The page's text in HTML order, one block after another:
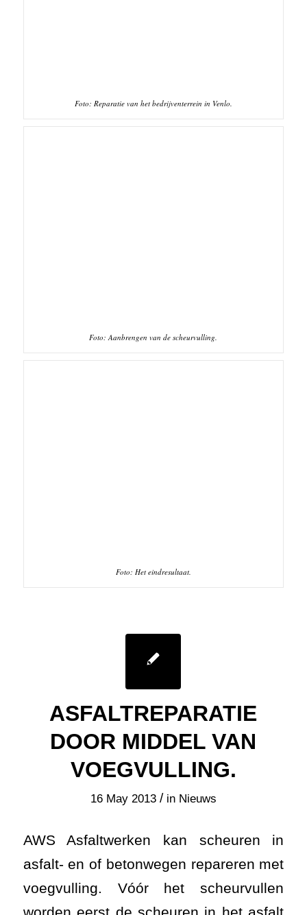
Foto: Reparatie van het bedrijventerrein in Venlo.
Foto: Aanbrengen van de scheurvulling.
VOEGVULLING.
AWS Asfaltwerken kan scheuren in
worden eerst de scheuren in het asfalt
grondig schoongemaakt met
(verwarmde)perslucht. Dit zorgt voor
een optimale hechting van de
voegwanden.